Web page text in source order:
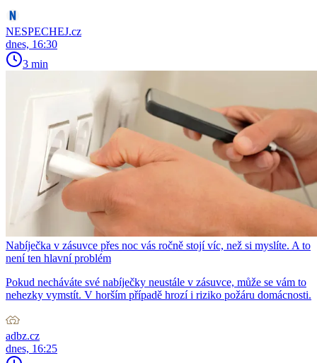
NESPECHEJ.cz
dnes, 16:30
3 min
Nabíječka v zásuvce přes noc vás ročně stojí víc, než si myslíte. A to
není ten hlavní problém
Pokud necháváte své nabíječky neustále v zásuvce, může se vám to
nehezky vymstít. V horším případě hrozí i riziko požáru domácnosti.
adbz.cz
dnes, 16:25